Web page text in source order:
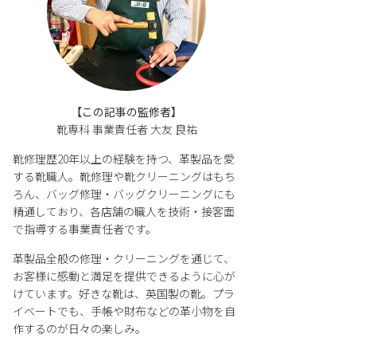
【この記事の監修者】
靴専科 事業責任者 大友 良祐
靴修理歴20年以上の経験を持つ、革製品を愛
する靴職人。靴修理や靴クリーニングはもち
ろん、バッグ修理・バッグクリーニングにも
精通しており、各店舗の職人を技術・接客面
で指導する事業責任者です。
革製品全般の修理・クリーニングを通じて、
お客様に感動と満足を提供できるように心が
けています。好きな靴は、英国製の靴。プラ
イベートでも、手帳や財布などの革小物を自
作するのが日々の楽しみ。